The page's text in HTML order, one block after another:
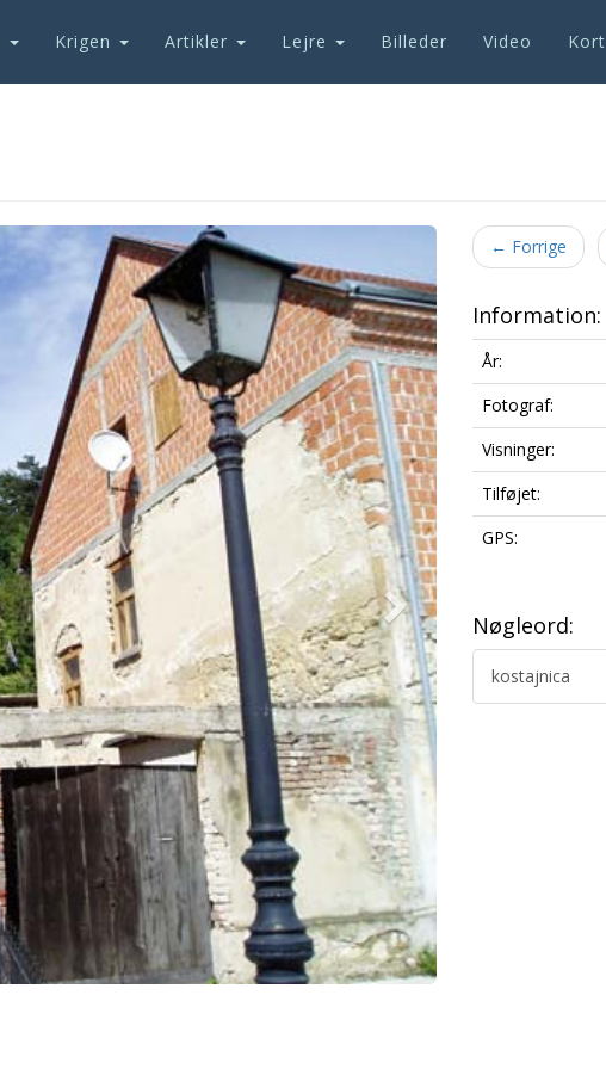
Krigen Artikler Lejre Billeder Video Kort
← Forrige
Information:
År:
Fotograf:
Visninger:
Tilføjet:
GPS:
Nøgleord:
kostajnica